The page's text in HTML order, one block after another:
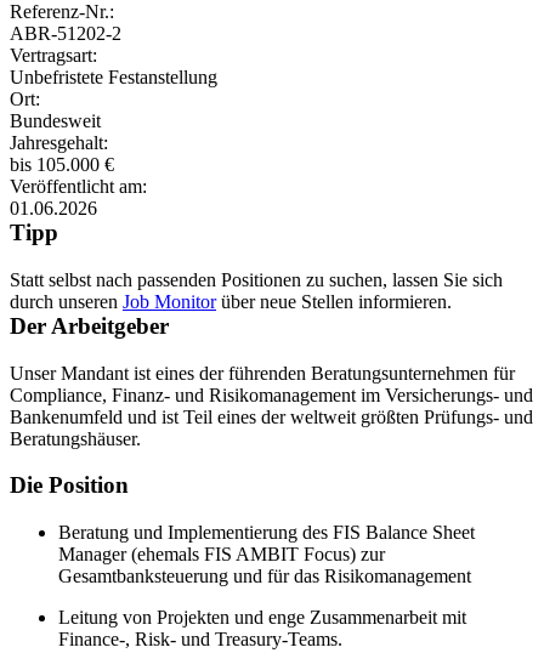
Referenz-Nr.:
ABR-51202-2
Vertragsart:
Unbefristete Festanstellung
Ort:
Bundesweit
Jahresgehalt:
bis 105.000 €
Veröffentlicht am:
01.06.2026
Tipp
Statt selbst nach passenden Positionen zu suchen, lassen Sie sich
durch unseren Job Monitorüber neue Stellen informieren.
Der Arbeitgeber
Unser Mandant ist eines der führenden Beratungsunternehmen für
Compliance, Finanz- und Risikomanagement im Versicherungs- und
Bankenumfeld und ist Teil eines der weltweit größten Prüfungs- und
Beratungshäuser.
Die Position
Beratung und Implementierung des FIS Balance Sheet
Manager (ehemals FIS AMBIT Focus) zur
Gesamtbanksteuerung und für das Risikomanagement
Leitung von Projekten und enge Zusammenarbeit mit
Finance-, Risk- und Treasury-Teams.